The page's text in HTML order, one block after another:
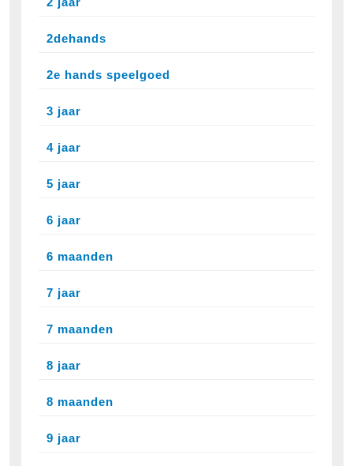
2dehands
2e hands speelgoed
3 jaar
4 jaar
5 jaar
6 jaar
6 maanden
7 jaar
7 maanden
8 jaar
8 maanden
9 jaar